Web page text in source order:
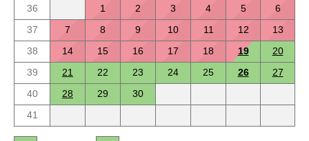
36
1 2 3 4 5
6
37
7 8 9 10 11 12
13
38
14 15 16 17 18 19
20
39
21 22 23 24 25 26
27
40
28 29
30
41